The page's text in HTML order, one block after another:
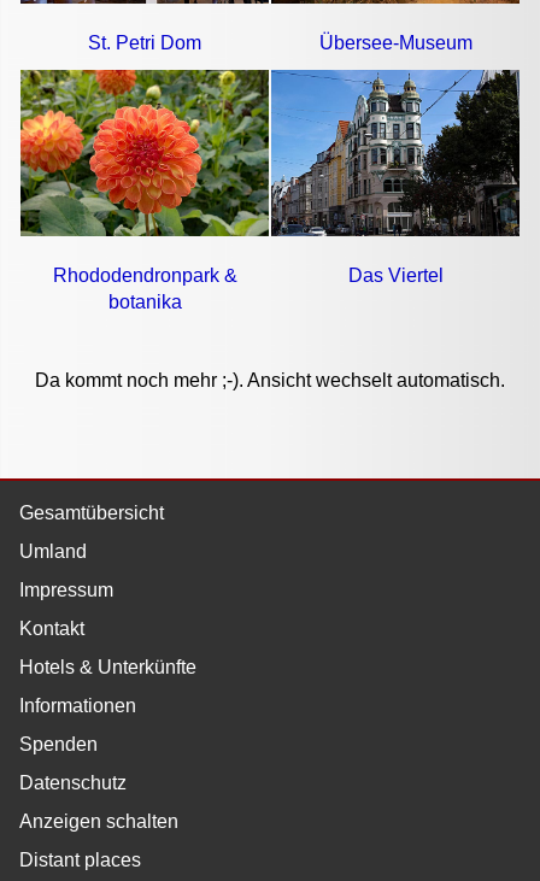
St. Petri Dom Übersee-Museum
Rhododendronpark &
botanika
Das Viertel
Da kommt noch mehr ;-). Ansicht wechselt automatisch.
Gesamtübersicht
Umland
Impressum
Kontakt
Hotels & Unterkünfte
Informationen
Spenden
Datenschutz
Anzeigen schalten
Distant places